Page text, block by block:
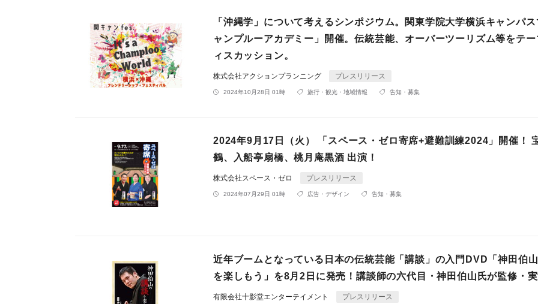
「沖縄学」について考えるシンポジウム。関東学院大学横浜キャンパ
ャンプルーアカデミー」開催。伝統芸能、オーバーツーリズム等をテ
ィスカッション。
株式会社アクションプランニング プレスリリース
2024年10月28日 01時 旅行・観光・地域情報 告知・募集
2024年9月17日（火） 「スペース・ゼロ寄席+避難訓練2024」開催！
鶴、入船亭扇橋、桃月庵黒酒 出演！
株式会社スペース・ゼロ プレスリリース
2024年07月29日 01時 広告・デザイン 告知・募集
近年ブームとなっている日本の伝統芸能「講談」の入門DVD「神田伯
を楽しもう」を8月2日に発売！講談師の六代目・神田伯山氏が監修・
有限会社十影堂エンターテイメント プレスリリース